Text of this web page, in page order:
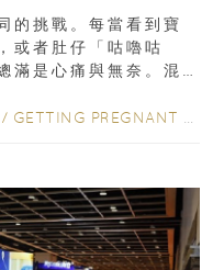
的挑戰。每當看到寶
或者肚仔「咕嚕咕
滿是心痛與無奈。混
/ GETTING PREGNANT